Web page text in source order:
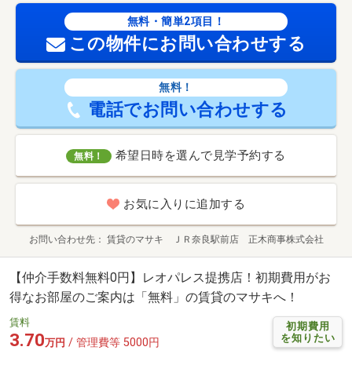
無料・簡単2項目！
この物件にお問い合わせする
無料！
電話でお問い合わせする
無料！ 希望日時を選んで見学予約する
お気に入りに追加する
お問い合わせ先 賃貸のマサキ ＪＲ奈良駅前店 正木商事株式会社
【仲介手数料無料0円】レオパレス提携店！初期費用がお
得なお部屋のご案内は「無料」の賃貸のマサキへ！
初期費用
を知りたい
賃料
3.70万円 / 管理費等 5000円